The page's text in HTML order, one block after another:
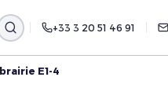
+33 3 20 51 46 91
E1-4